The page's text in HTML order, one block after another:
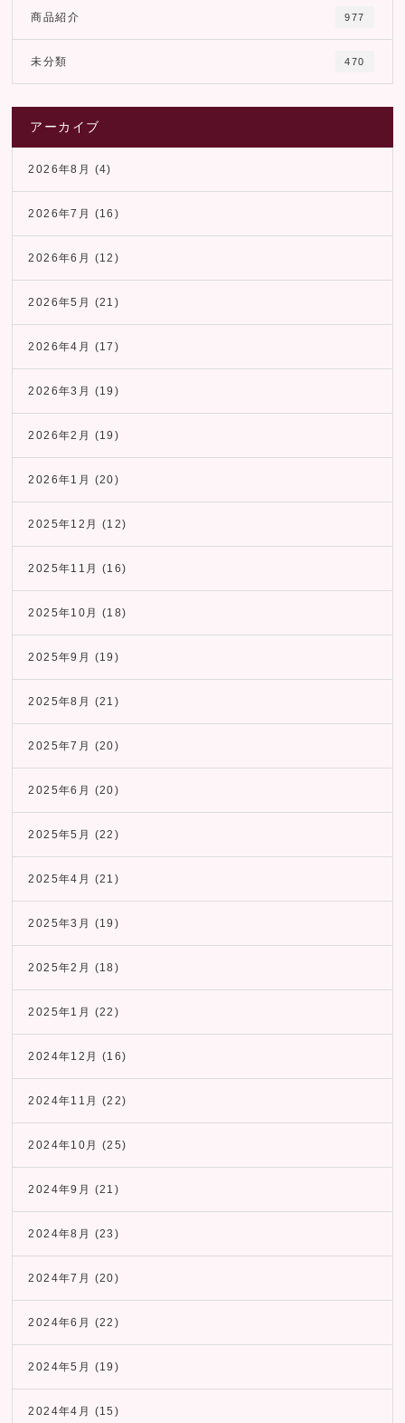
商品紹介 977
未分類 470
アーカイブ
2026年8月 (4)
2026年7月 (16)
2026年6月 (12)
2026年5月 (21)
2026年4月 (17)
2026年3月 (19)
2026年2月 (19)
2026年1月 (20)
2025年12月 (12)
2025年11月 (16)
2025年10月 (18)
2025年9月 (19)
2025年8月 (21)
2025年7月 (20)
2025年6月 (20)
2025年5月 (22)
2025年4月 (21)
2025年3月 (19)
2025年2月 (18)
2025年1月 (22)
2024年12月 (16)
2024年11月 (22)
2024年10月 (25)
2024年9月 (21)
2024年8月 (23)
2024年7月 (20)
2024年6月 (22)
2024年5月 (19)
2024年4月 (15)